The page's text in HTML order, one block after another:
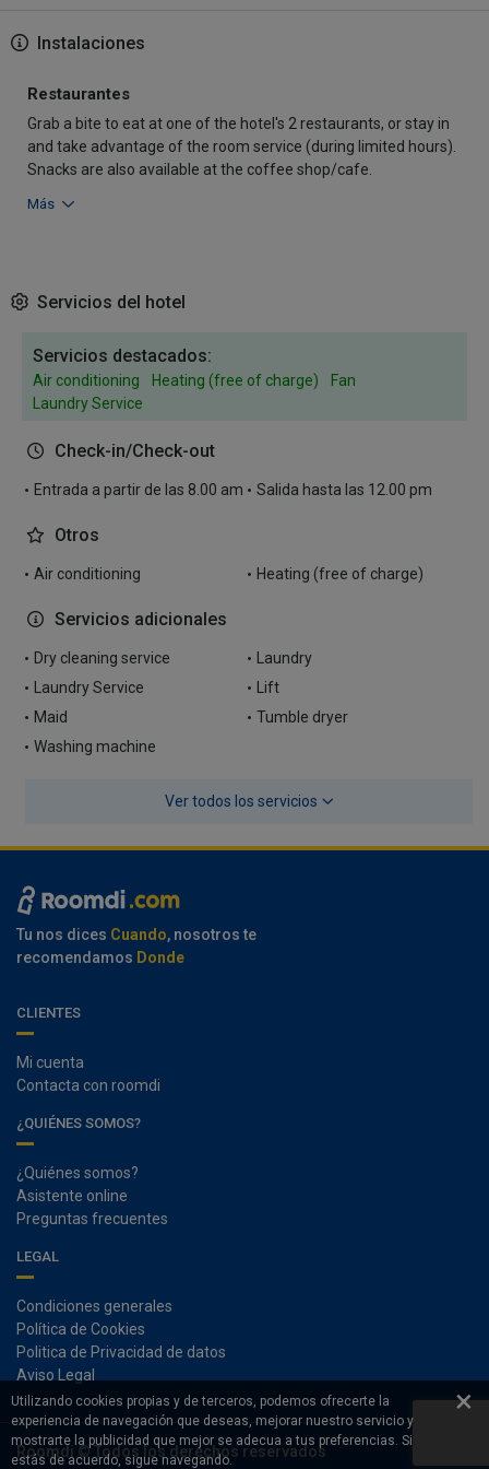
Utilizando cookies propias y de terceros, podemos ofrecerte la
experiencia de navegación que deseas, mejorar nuestro servicio y
mostrarte la publicidad que mejor se adecua a tus preferencias. Si
estás de acuerdo, sigue navegando.
×
Instalaciones
Restaurantes
Grab a bite to eat at one of the hotel's 2 restaurants, or stay in
and take advantage of the room service (during limited hours).
Snacks are also available at the coffee shop/cafe.
Más
Servicios del hotel
Servicios destacados:
Air conditioning Heating (free of charge)
Fan
Laundry Service
Check-in/Check-out
Entrada a partir de las 8.00 am Salida hasta las 12.00 pm
Otros
Air conditioning Heating (free of charge)
Servicios adicionales
Dry cleaning service
Laundry
Laundry Service
Lift
Maid
Tumble dryer
Washing machine
Ver todos los servicios
Tu nos dices Cuando, nosotros te
recomendamos Donde
CLIENTES
Mi cuenta
Contacta con roomdi
¿QUIÉNES SOMOS?
¿Quiénes somos?
Asistente online
Preguntas frecuentes
LEGAL
Condiciones generales
Política de Cookies
Politica de Privacidad de datos
Aviso Legal
Roomdi © Todos los derechos reservados